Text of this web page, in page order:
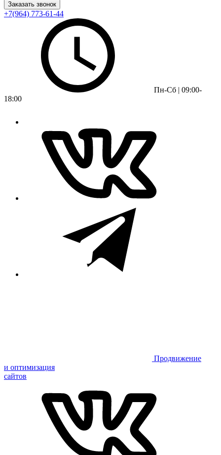
Заказать звонок
+7(964) 773-61-44
Пн-Сб | 09:00-
18:00
Продвижение
и оптимизация
сайтов